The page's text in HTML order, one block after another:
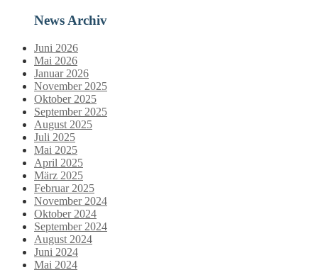
News Archiv
Juni 2026
Mai 2026
Januar 2026
November 2025
Oktober 2025
September 2025
August 2025
Juli 2025
Mai 2025
April 2025
März 2025
Februar 2025
November 2024
Oktober 2024
September 2024
August 2024
Juni 2024
Mai 2024